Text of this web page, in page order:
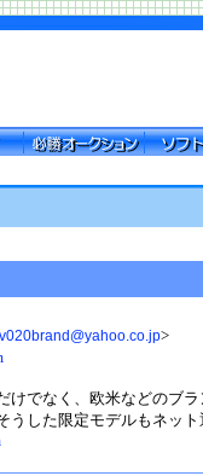
lv020brand@yahoo.co.jp>
けでなく、欧米などのブ
うした限定モデルもネッ